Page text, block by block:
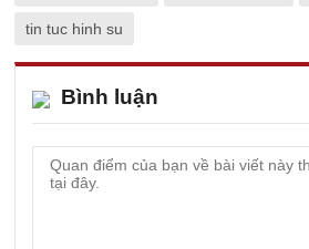
tin tuc hinh su
Bình luận